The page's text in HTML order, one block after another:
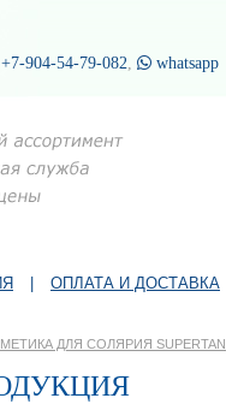
+7-904-54-79-082, whatsapp
ОПЛАТА И ДОСТАВКА
ДЛЯ СОЛЯРИЯ SUPERTAN